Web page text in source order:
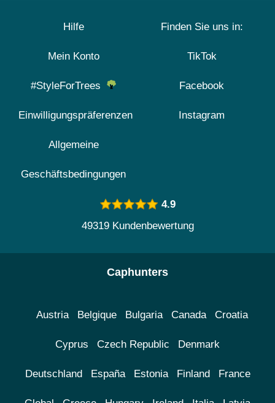
Hilfe
Mein Konto
#StyleForTrees
Einwilligungspräferenzen
Allgemeine
Geschäftsbedingungen
Finden Sie uns in:
TikTok
Facebook
Instagram
4.9
49319 Kundenbewertung
Caphunters
Austria Belgique Bulgaria Canada Croatia
Cyprus Czech Republic Denmark
Deutschland España Estonia Finland France